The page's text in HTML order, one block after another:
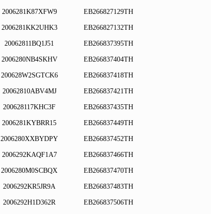
2006281K87XFW9 EB266827129TH
2006281KK2UHK3 EB266827132TH
20062811BQ1J51 EB266837395TH
2006280NB4SKHV EB266837404TH
200628W2SGTCK6 EB266837418TH
20062810ABV4MJ EB266837421TH
200628117KHC3F EB266837435TH
2006281KYBRR15 EB266837449TH
2006280XXBYDPY EB266837452TH
2006292KAQF1A7 EB266837466TH
2006280M0SCBQX EB266837470TH
2006292KR5JR9A EB266837483TH
2006292H1D362R EB266837506TH